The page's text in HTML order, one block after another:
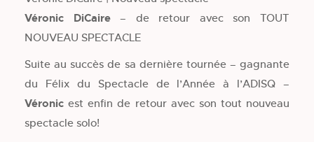
Véronic DiCaire– de retour avec son TOUT
NOUVEAU SPECTACLE
Suite au succès de sa dernière tournée – gagnante
du Félix du Spectacle de l’Année à l’ADISQ –
Véronicest enfin de retour avec son tout nouveau
spectacle solo!